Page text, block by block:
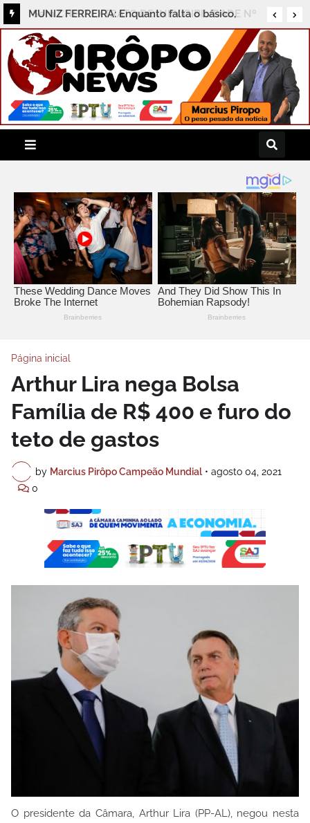
MUNIZ FERREIRA: Enquanto falta o básico,
Prefeitura gasta R$ 131,8 mil em consultoria e
segurança sem licitação
Página inicial
Arthur Lira nega Bolsa
Família de R$ 400 e furo do
teto de gastos
by Marcius Pirôpo Campeão Mundial • agosto 04, 2021
0
O presidente da Câmara, Arthur Lira (PP-AL), negou nesta